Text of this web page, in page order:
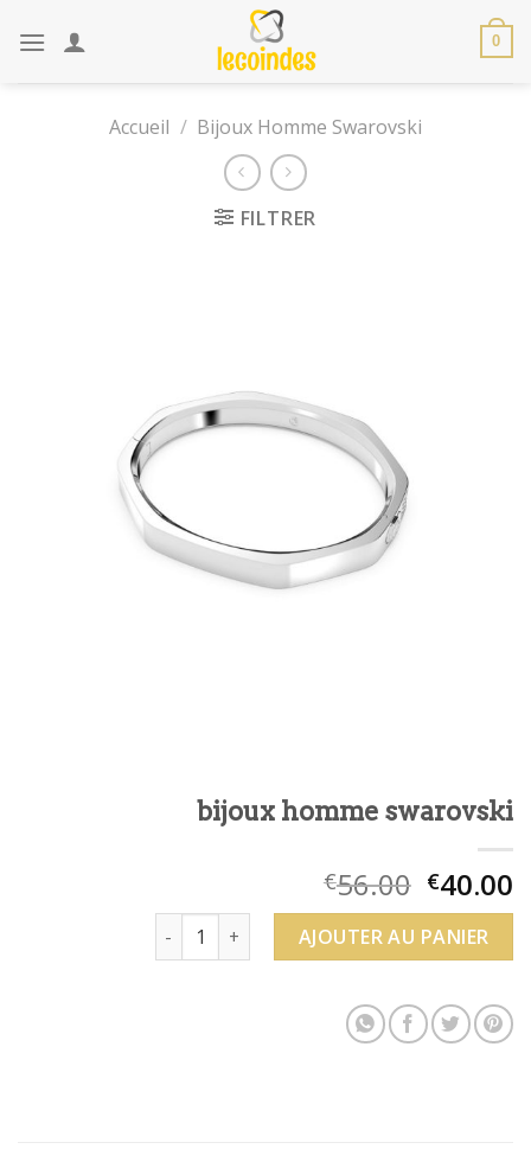
0
Accueil / Bijoux Homme Swarovski
FILTRER
bijoux homme swarovski
€56.00 €40.00
quantité de bijoux homme swarovski
AJOUTER AU PANIER